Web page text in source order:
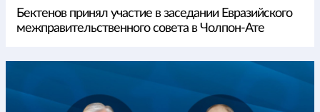
Бектенов принял участие в заседании Евразийского
межправительственного совета в Чолпон-Ате